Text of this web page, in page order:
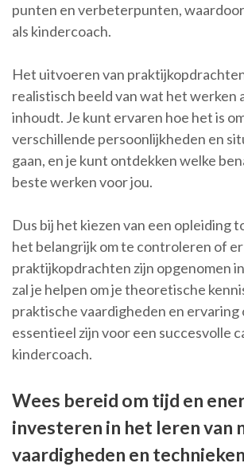
punten en verbeterpunten,
als kindercoach.
Het uitvoeren van
realistisch beeld van wat het werken
inhoudt. Je kunt ervaren hoe het is
verschillende persoonlijkheden en
gaan, en je kunt ontdekken welke
beste werken voor jou.
Dus bij het kiezen van een opleiding
het belangrijk om te controleren of
praktijkopdrachten zijn opgenomen
zal je helpen om je theoretische
praktische vaardigheden en ervaring
essentieel zijn voor een succesvolle
kindercoach.
Wees bereid om tijd en
investeren in het leren van
vaardigheden en